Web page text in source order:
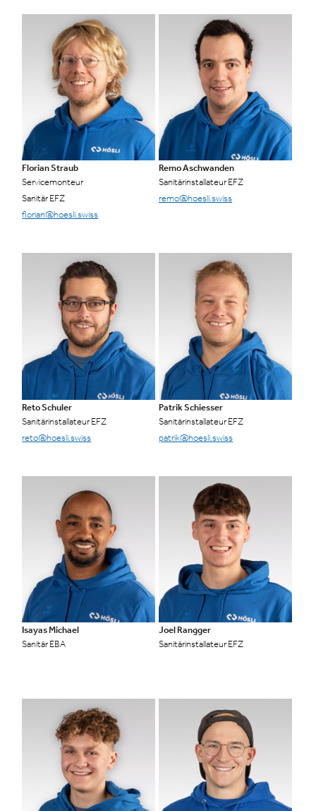
Florian Straub
Servicemonteur
Sanitär EFZ
florian@hoesli.swiss
Remo Aschwanden
Sanitärinstallateur EFZ
remo@hoesli.swiss
Reto Schuler
Sanitärinstallateur EFZ
reto@hoesli.swiss
Patrik Schiesser
Sanitärinstallateur EFZ
patrik@hoesli.swiss
Isayas Michael
Sanitär EBA
Joel Rangger
Sanitärinstallateur EFZ